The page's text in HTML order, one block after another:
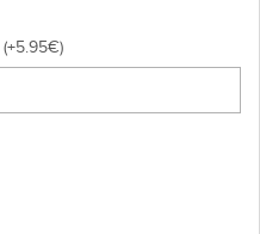
(+5.95€)